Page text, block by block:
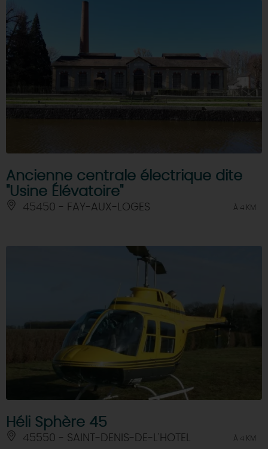
Ancienne centrale électrique dite
"Usine Élévatoire"
45450 - FAY-AUX-LOGES À 4 KM
Héli Sphère 45
45550 - SAINT-DENIS-DE-L'HOTEL À 4 KM